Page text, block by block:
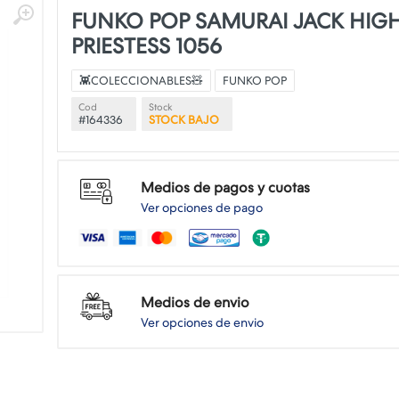
FUNKO POP SAMURAI JACK
PRIESTESS 1056
👾COLECCIONABLES🧸 FUNKO POP
Cod
#164336
Stock
STOCK BAJO
Medios de pagos y cuotas
Ver opciones de pago
Medios de envio
Ver opciones de envio